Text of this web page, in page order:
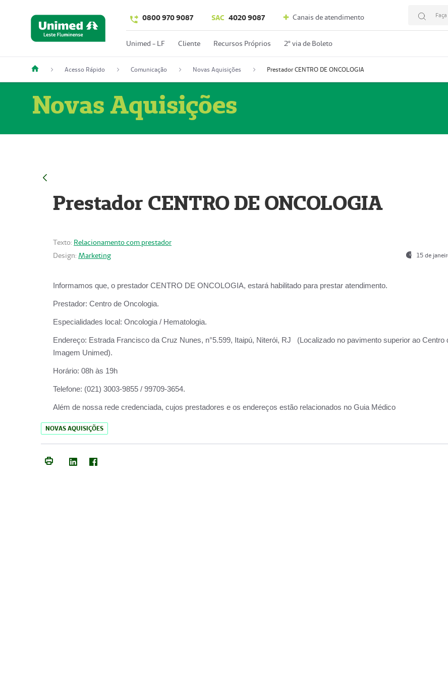
0800 970 9087 SAC 4020 9087 Canais de atendimento
Unimed - LF Cliente Recursos Próprios 2º via de Boleto
Acesso Rápido Comunicação Novas Aquisições Prestador CENTRO DE ONCOLOGIA
Novas Aquisições
Prestador CENTRO DE ONCOLOGIA
Texto: Relacionamento com prestador
Design: Marketing 15 de
Informamos que, o prestador CENTRO DE ONCOLOGIA, estará habilitado para prestar atendimento.
Prestador: Centro de Oncologia.
Especialidades local: Oncologia / Hematologia.
Endereço: Estrada Francisco da Cruz Nunes, n°5.599, Itaipú, Niterói, RJ (Localizado no pavimento superior ao Centro
Imagem Unimed).
Horário: 08h às 19h
Telefone: (021) 3003-9855 / 99709-3654.
Além de nossa rede credenciada, cujos prestadores e os endereços estão relacionados no Guia Médico
NOVAS AQUISIÇÕES